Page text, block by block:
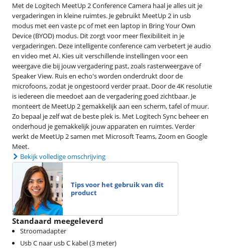
Met de Logitech MeetUp 2 Conference Camera haal je alles uit je
vergaderingen in kleine ruimtes. Je gebruikt MeetUp 2 in usb
modus met een vaste pc of met een laptop in Bring Your Own
Device (BYOD) modus. Dit zorgt voor meer flexibiliteit in je
vergaderingen. Deze intelligente conference cam verbetert je audio
en video met AI. Kies uit verschillende instellingen voor een
weergave die bij jouw vergadering past, zoals rasterweergave of
Speaker View. Ruis en echo's worden onderdrukt door de
microfoons, zodat je ongestoord verder praat. Door de 4K resolutie
is iedereen die meedoet aan de vergadering goed zichtbaar. Je
monteert de MeetUp 2 gemakkelijk aan een scherm, tafel of muur.
Zo bepaal je zelf wat de beste plek is. Met Logitech Sync beheer en
onderhoud je gemakkelijk jouw apparaten en ruimtes. Verder
werkt de MeetUp 2 samen met Microsoft Teams, Zoom en Google
Meet.
Bekijk volledige omschrijving
Tips voor het gebruik van dit
product
Standaard meegeleverd
Stroomadapter
Usb C naar usb C kabel (3 meter)